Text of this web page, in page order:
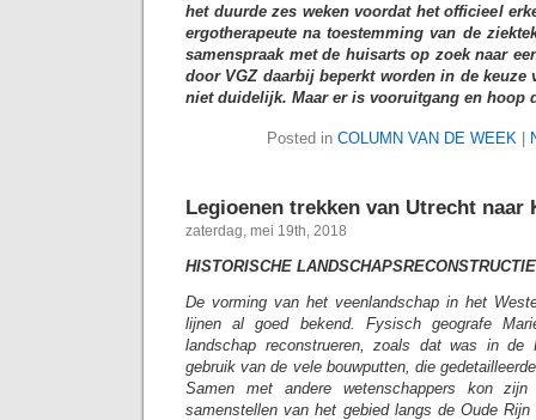
het duurde zes weken voordat het officieel
ergotherapeute na toestemming van de
samenspraak met de huisarts op zoek naar
door VGZ daarbij beperkt worden in de keuze
niet duidelijk. Maar er is vooruitgang en hoop
Posted in COLUMN VAN DE WEEK
Legioenen trekken van Utrecht naar
zaterdag, mei 19th, 2018
HISTORISCHE LANDSCHAPSRECONSTRUCTIE
De vorming van het veenlandschap in het
lijnen al goed bekend. Fysisch geografe
landschap reconstrueren, zoals dat was in de
gebruik van de vele bouwputten, die
Samen met andere wetenschappers kon zijn
samenstellen van het gebied langs de Oude